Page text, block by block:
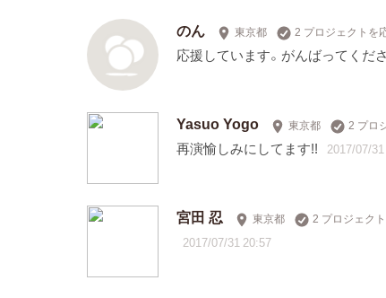
のん 東京都 2 プロジェクトを
応援しています。がんばってくださ
Yasuo Yogo 東京都 2 プロ
再演愉しみにしてます!! 2017/07/
宮田 忍 東京都 2 プロジェク
2017/07/31 20:57